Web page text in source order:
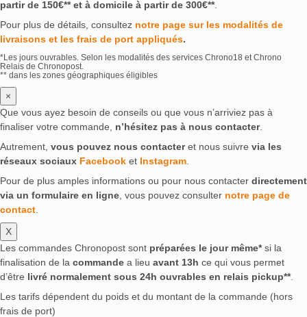
partir de 150€** et à domicile à partir de 300€**.
Pour plus de détails, consultez notre page sur les modalités de
livraisons et les frais de port appliqués.
*Les jours ouvrables. Selon les modalités des services Chrono18 et Chrono
Relais de Chronopost.
** dans les zones géographiques éligibles
×
Que vous ayez besoin de conseils ou que vous n’arriviez pas à
finaliser votre commande, n’hésitez pas à nous contacter.
Autrement, vous pouvez nous contacteret nous suivre via les
réseaux sociaux Facebook et Instagram
Pour de plus amples informations ou pour nous contacter directement
via un formulaire en ligne , vous pouvez consulter notre page de
contact
X
Les commandes Chronopost sont préparées le jour même*si la
finalisation de la commande a lieu avant 13h ce qui vous permet
d’être livré normalement sous 24h ouvrables en relais pickup**.
Les tarifs dépendent du poids et du montant de la commande (hors
frais de port)